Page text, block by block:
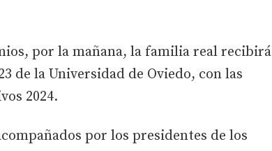
por la mañana, la familia real recibirá
de la Universidad de Oviedo, con las
2024.
por los presidentes de los